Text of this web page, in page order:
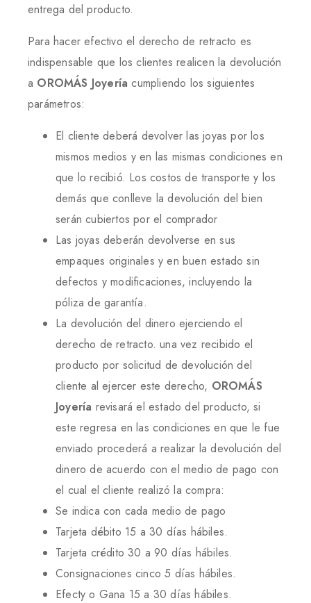
entrega del producto.
Para hacer efectivo el derecho de retracto es
indispensable que los clientes realicen la devolución
a OROMÁS Joyería cumpliendo los siguientes
parámetros:
El cliente deberá devolver las joyas por los
mismos medios y en las mismas condiciones en
que lo recibió. Los costos de transporte y los
demás que conlleve la devolución del bien
serán cubiertos por el comprador
Las joyas deberán devolverse en sus
empaques originales y en buen estado sin
defectos y modificaciones, incluyendo la
póliza de garantía.
La devolución del dinero ejerciendo el
derecho de retracto. una vez recibido el
producto por solicitud de devolución del
cliente al ejercer este derecho, OROMÁS
Joyería revisará el estado del producto, si
este regresa en las condiciones en que le fue
enviado procederá a realizar la devolución del
dinero de acuerdo con el medio de pago con
el cual el cliente realizó la compra:
Se indica con cada medio de pago
Tarjeta débito 15 a 30 días hábiles.
Tarjeta crédito 30 a 90 días hábiles.
Consignaciones cinco 5 días hábiles.
Efecty o Gana 15 a 30 días hábiles.